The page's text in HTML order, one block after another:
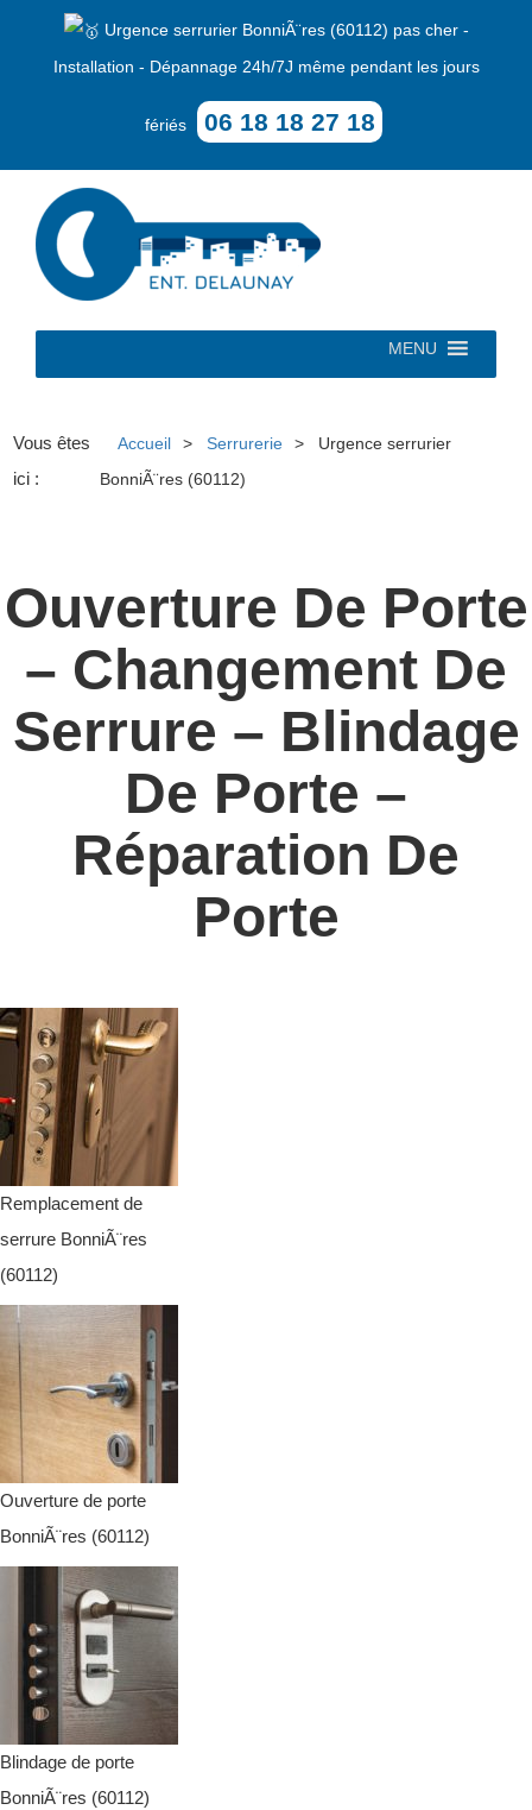
Urgence serrurier BonniÃ¨res (60112) pas cher -
Installation - Dépannage 24h/7J même pendant les jours
fériés 06 18 18 27 18
MENU
Vous êtes
ici :
Accueil Serrurerie
Urgence serrurier
BonniÃ¨res (60112)
Ouverture De Porte
– Changement De
Serrure – Blindage
De Porte –
Réparation De
Porte
Remplacement de
serrure BonniÃ¨res
(60112)
Ouverture de porte
BonniÃ¨res (60112)
Blindage de porte
BonniÃ¨res (60112)